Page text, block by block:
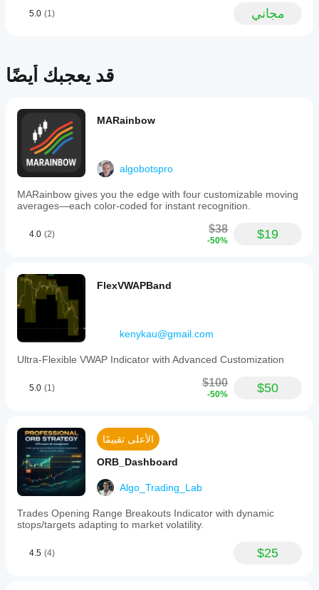
Instant
shifts,
market
and
weakness.
The
indicator
is
suitable
for
intraday,
momentum,
price
prefer
clean
charts
use
tools
simultaneously.
visualization
signals,
trend
strength,
and
level
touches
or
based
on
behavior.
5.0 (1) مجاني
قد يعجبك أيضًا
MARainbow
algobotspro
MARainbow gives you the edge with four customizable moving
averages—each color-coded for instant recognition.
4.0 (2) $38
-50% $19
FlexVWAPBand
kenykau@gmail.com
Ultra-Flexible VWAP Indicator with Advanced Customization
5.0 (1) $100
-50% $50
الأعلى تقييمًا
ORB_Dashboard
Algo_Trading_Lab
Trades Opening Range Breakouts Indicator with dynamic
stops/targets adapting to market volatility.
4.5 (4) $25